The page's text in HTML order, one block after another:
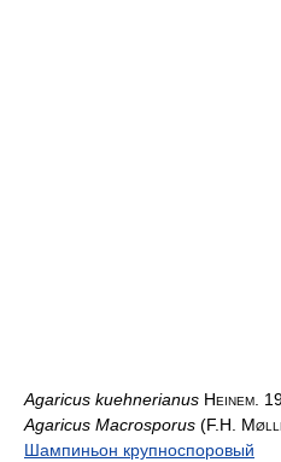
Agaricus kuehnerianus Heinem.
Agaricus Macrosporus (F.H.
Шампиньон крупноспоровый